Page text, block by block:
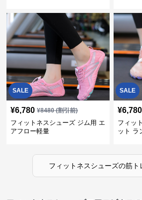
SALE
¥6,780 ¥8480(割引前)
フィットネスシューズ ジム用 エ
アフロー軽量
SALE
¥6,780
フィッ
ット ラ
フィットネスシューズの筋ト